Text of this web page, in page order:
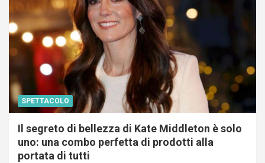
SPETTACOLO
Il segreto di bellezza di Kate Middleton è solo
uno: una combo perfetta di prodotti alla
portata di tutti